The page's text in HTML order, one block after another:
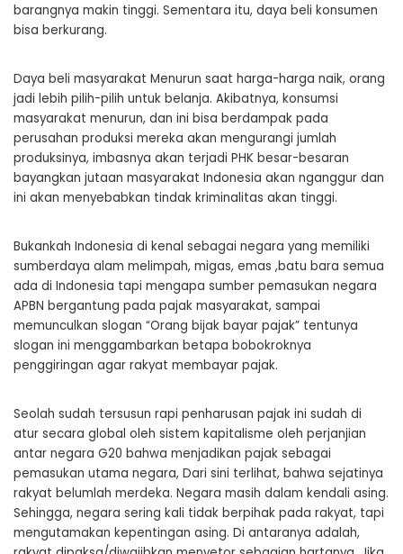
barangnya makin tinggi. Sementara itu, daya beli konsumen
bisa berkurang.
Daya beli masyarakat Menurun saat harga-harga naik, orang
jadi lebih pilih-pilih untuk belanja. Akibatnya, konsumsi
masyarakat menurun, dan ini bisa berdampak pada
perusahan produksi mereka akan mengurangi jumlah
produksinya, imbasnya akan terjadi PHK besar-besaran
bayangkan jutaan masyarakat Indonesia akan nganggur dan
ini akan menyebabkan tindak kriminalitas akan tinggi.
Bukankah Indonesia di kenal sebagai negara yang memiliki
sumberdaya alam melimpah, migas, emas ,batu bara semua
ada di Indonesia tapi mengapa sumber pemasukan negara
APBN bergantung pada pajak masyarakat, sampai
memunculkan slogan “Orang bijak bayar pajak” tentunya
slogan ini menggambarkan betapa bobokroknya
penggiringan agar rakyat membayar pajak.
Seolah sudah tersusun rapi penharusan pajak ini sudah di
atur secara global oleh sistem kapitalisme oleh perjanjian
antar negara G20 bahwa menjadikan pajak sebagai
pemasukan utama negara, Dari sini terlihat, bahwa sejatinya
rakyat belumlah merdeka. Negara masih dalam kendali asing.
Sehingga, negara sering kali tidak berpihak pada rakyat, tapi
mengutamakan kepentingan asing. Di antaranya adalah,